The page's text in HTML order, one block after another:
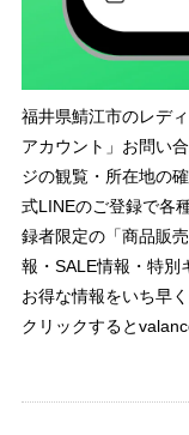
福井県鯖江市のレデ
アカウント」お問い
ジの観覧・所在地の
式LINEのご登録で各
録者限定の「商品販
報・SALE情報・特別
お得な情報をいち早
クリックすると